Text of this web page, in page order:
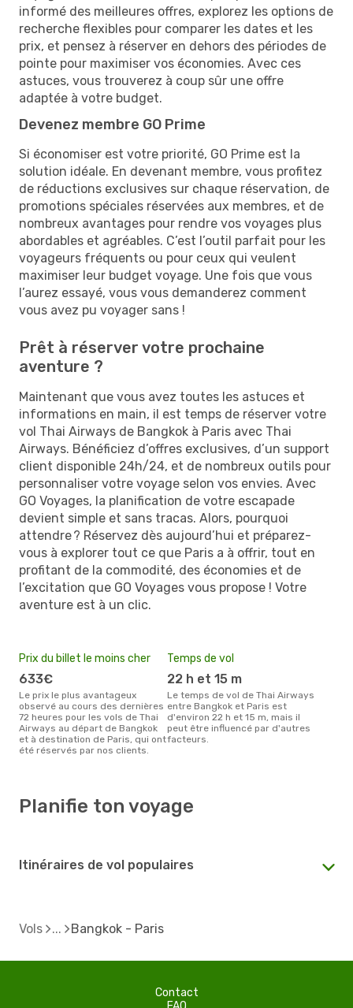
informé des meilleures offres, explorez les options de
recherche flexibles pour comparer les dates et les
prix, et pensez à réserver en dehors des périodes de
pointe pour maximiser vos économies. Avec ces
astuces, vous trouverez à coup sûr une offre
adaptée à votre budget.
Devenez membre GO Prime
Si économiser est votre priorité, GO Prime est la
solution idéale. En devenant membre, vous profitez
de réductions exclusives sur chaque réservation, de
promotions spéciales réservées aux membres, et de
nombreux avantages pour rendre vos voyages plus
abordables et agréables. C’est l’outil parfait pour les
voyageurs fréquents ou pour ceux qui veulent
maximiser leur budget voyage. Une fois que vous
l’aurez essayé, vous vous demanderez comment
vous avez pu voyager sans !
Prêt à réserver votre prochaine
aventure ?
Maintenant que vous avez toutes les astuces et
informations en main, il est temps de réserver votre
vol Thai Airways de Bangkok à Paris avec Thai
Airways. Bénéficiez d’offres exclusives, d’un support
client disponible 24h/24, et de nombreux outils pour
personnaliser votre voyage selon vos envies. Avec
GO Voyages, la planification de votre escapade
devient simple et sans tracas. Alors, pourquoi
attendre ? Réservez dès aujourd’hui et préparez-
vous à explorer tout ce que Paris a à offrir, tout en
profitant de la commodité, des économies et de
l’excitation que GO Voyages vous propose ! Votre
aventure est à un clic.
Prix du billet le moins cher
633€
Le prix le plus avantageux
observé au cours des dernières
72 heures pour les vols de Thai
Airways au départ de Bangkok
et à destination de Paris, qui ont
été réservés par nos clients.
Temps de vol
22 h et 15 m
Le temps de vol de Thai Airways
entre Bangkok et Paris est
d'environ 22 h et 15 m, mais il
peut être influencé par d'autres
facteurs.
Planifie ton voyage
Itinéraires de vol populaires
Vols Bangkok - Paris
Contact